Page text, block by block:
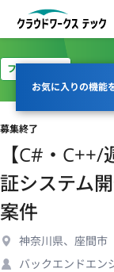
お気に入りの機能
フルリモート
募集終了
【C#・
証システム
案件
神奈川県、座間市
バックエンドエン